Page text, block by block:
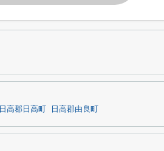
日高郡日高町 日高郡由良町